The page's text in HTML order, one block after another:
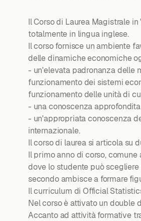
Il Corso di Laurea Magistrale
totalmente in lingua inglese.
Il corso fornisce un ambiente
delle dinamiche economiche
- un'elevata padronanza delle
funzionamento dei sistemi
funzionamento delle unità di
- una conoscenza
- un'appropriata conoscenza
internazionale.
Il corso di laurea si articola su
Il primo anno di corso,
dove lo studente può
secondo ambisce a formare
Il curriculum di Official
Nel corso è attivato un double
Accanto ad attività formative